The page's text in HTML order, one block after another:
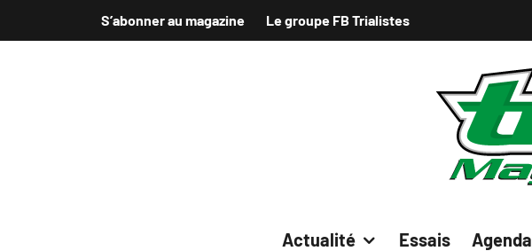
S’abonner au magazine Le groupe FB Trialistes
Actualité Essais Agenda